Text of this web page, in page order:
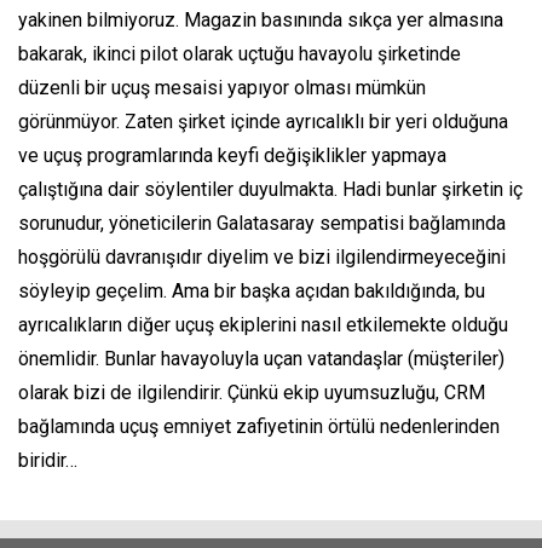
yakinen bilmiyoruz. Magazin basınında sıkça yer almasına
bakarak, ikinci pilot olarak uçtuğu havayolu şirketinde
düzenli bir uçuş mesaisi yapıyor olması mümkün
görünmüyor. Zaten şirket içinde ayrıcalıklı bir yeri olduğuna
ve uçuş programlarında keyfi değişiklikler yapmaya
çalıştığına dair söylentiler duyulmakta. Hadi bunlar şirketin iç
sorunudur, yöneticilerin Galatasaray sempatisi bağlamında
hoşgörülü davranışıdır diyelim ve bizi ilgilendirmeyeceğini
söyleyip geçelim. Ama bir başka açıdan bakıldığında, bu
ayrıcalıkların diğer uçuş ekiplerini nasıl etkilemekte olduğu
önemlidir. Bunlar havayoluyla uçan vatandaşlar (müşteriler)
olarak bizi de ilgilendirir. Çünkü ekip uyumsuzluğu, CRM
bağlamında uçuş emniyet zafiyetinin örtülü nedenlerinden
biridir…